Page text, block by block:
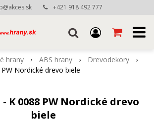
+421 918 492 777
hrany ABS hrany
Drevodekory
Nordické drevo biele
K 0088 PW Nordické drevo
biele